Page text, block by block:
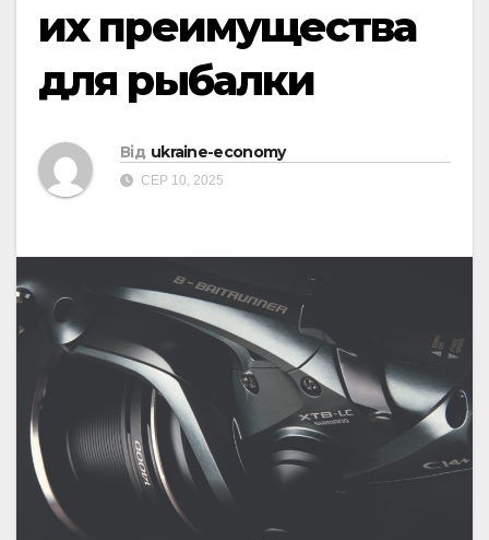
их преимущества
для рыбалки
Від ukraine-economy
СЕР 10, 2025